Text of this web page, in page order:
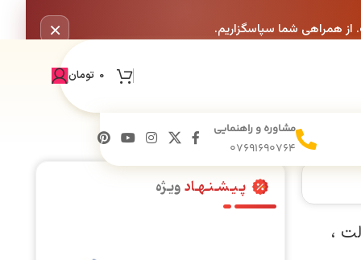
از همراهی شما سپاسگزاریم. ×
0 تومان
مشاوره و راهنمایی
07691690764
ای ماکروویو 10 آمپر، 250 ولت ،
پـیـشـنـهـادویـژه